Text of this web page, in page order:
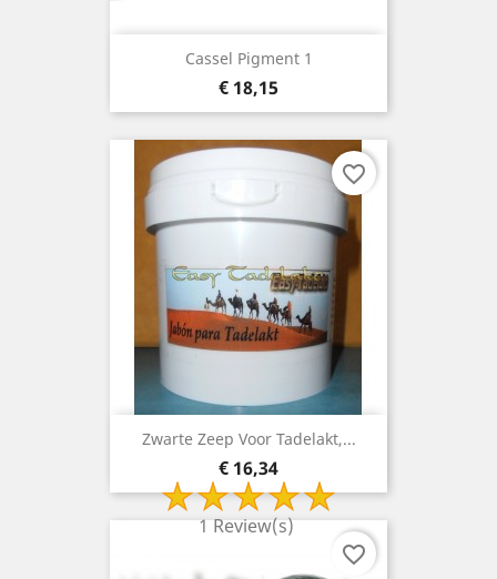
Cassel Pigment 1
Prijs
€ 18,15
Zwarte Zeep Voor Tadelakt,...
Prijs
€ 16,34
1 Review(s)
favorite_border
favorite_border